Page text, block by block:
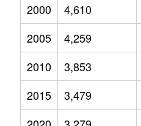
2000
4,610
2005
4,259
2010
3,853
2015
3,479